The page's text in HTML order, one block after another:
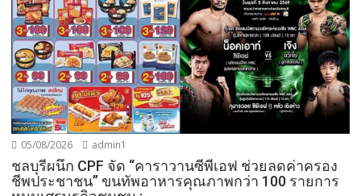
05/08/2026 admin1
ชลบุรีผนึก CPF จัด “คาราวานซีพีเอฟ ช่วยลดค่าครอง
ชีพประชาชน” ขนทัพอาหารคุณภาพกว่า 100 รายการ